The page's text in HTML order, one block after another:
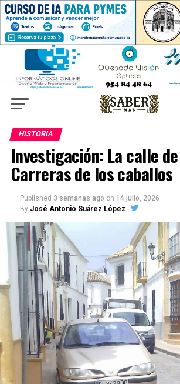
HISTORIA
Investigación: La calle
Carreras de los caballos
Published 3 semanas ago on 14 julio, 2026
By José Antonio Suárez López